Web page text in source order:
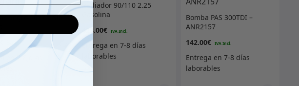
negro 16×7 – Sin
Radiador 90/110 2.25
Gasolina
428.00€
Bomba PAS 300TDI –
ANR2157
142.00€